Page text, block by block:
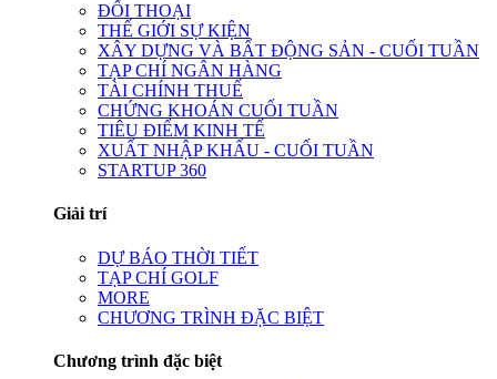
ĐỐI THOẠI
THẾ GIỚI SỰ KIỆN
XÂY DỰNG VÀ BẤT ĐỘNG SẢN - CUỐI TUẦN
TẠP CHÍ NGÂN HÀNG
TÀI CHÍNH THUẾ
CHỨNG KHOÁN CUỐI TUẦN
TIÊU ĐIỂM KINH TẾ
XUẤT NHẬP KHẨU - CUỐI TUẦN
STARTUP 360
Giải trí
DỰ BÁO THỜI TIẾT
TẠP CHÍ GOLF
MORE
CHƯƠNG TRÌNH ĐẶC BIỆT
Chương trình đặc biệt